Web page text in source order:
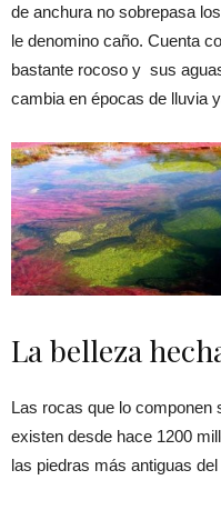
de anchura no sobrepasa
le denomino caño. Cuenta
bastante rocoso y sus
cambia en épocas de lluvia
La belleza
Las rocas que lo componen
existen desde hace 1200
las piedras más antiguas del